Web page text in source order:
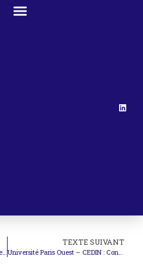
TEXTE SUIVANT